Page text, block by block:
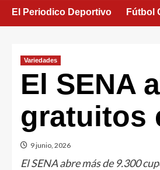
El Periodico Deportivo Fútbol
Variedades
El SENA
gratuitos
9 junio, 2026
El SENA abre más de 9.300